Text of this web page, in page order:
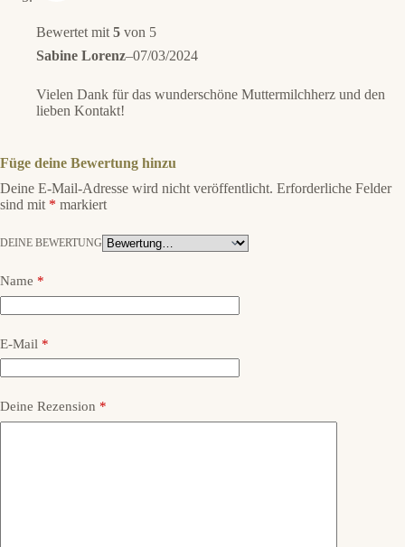
Bewertet mit 5 von 5
Sabine Lorenz–07/03/2024
Vielen Dank für das wunderschöne Muttermilchherz und den
lieben Kontakt!
Füge deine Bewertung hinzu
Deine E-Mail-Adresse wird nicht veröffentlicht. Erforderliche Felder
sind mit * markiert
DEINE BEWERTUNG
Name *
E-Mail *
Deine Rezension *